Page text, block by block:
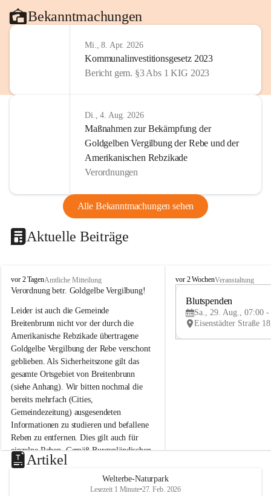
Bekanntmachungen
Mi., 8. Apr. 2026
Kommunalinvestitionsgesetz 2023
Bericht gem. §3 Abs 1 KIG 2023
Di., 4. Aug. 2026
Maßnahmen zur Bekämpfung der
Goldgelben Vergilbung der Rebe und der
Amerikanischen Rebzikade
Verordnungen
Alle Bekanntmachungen sehen
Aktuelle Beiträge
B
r
i
t
e
n
b
r
u
n
n
a
m
N
e
u
s
vor 2 TagenAmtliche Mitteilung
Verordnung betr. Goldgelbe Vergilbung!
Leider ist auch die Gemeinde
Breitenbrunn nicht vor der durch die
Amerikanische Rebzikade übertragene
Goldgelbe Vergilbung der Rebe verschont
geblieben. Als Sicherheitszone gilt das
gesamte Ortsgebiet von Breitenbrunn
(siehe Anhang). Wir bitten nochmal die
bereits mehrfach (Cities,
Gemeindezeitung) ausgesendeten
Informationen zu studieren und befallene
Reben zu entfernen. Dies gilt auch für
einzelne Reben. Gemäß Burgenländischen
Weinbaugesetz sind nicht gepflegte oder
unzulässige Weingärten zu roden! Bitte
helfen wir zusammen um unsere Winzer
B
e
u
e
vor 2 WochenVeranstaltung
Blutspenden
Sa., 29. Aug., 07:00 -
Artikel
Welterbe-Naturpark
Lesezeit 1 Minute•27. Feb. 2026